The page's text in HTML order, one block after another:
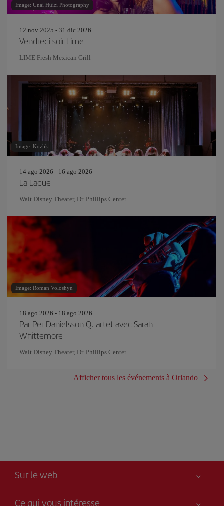
Image: Unai Huizi Photography
12 nov 2025 - 31 dic 2026
Vendredi soir Lime
LIME Fresh Mexican Grill
Image: Kozlik
14 ago 2026 - 16 ago 2026
La Laque
Walt Disney Theater, Dr. Phillips Center
Image: Roman Voloshyn
18 ago 2026 - 18 ago 2026
Par Per Danielsson Quartet avec Sarah
Whittemore
Walt Disney Theater, Dr. Phillips Center
Afficher tous les événements à Orlando
Sur le web
Ce qui vous intéresse